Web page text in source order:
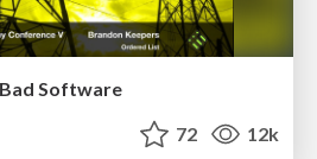
Software
72 12k